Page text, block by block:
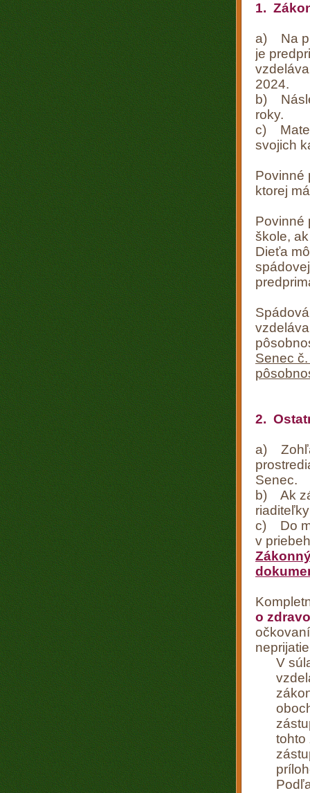
1.
a) Na
je
2024.
b)
roky.
c)
svojich
Povinné
ktorej
Povinné
škole,
Dieťa
Senec
2.
a)
Senec.
b) Ak
c) Do
v
o
V
tohto